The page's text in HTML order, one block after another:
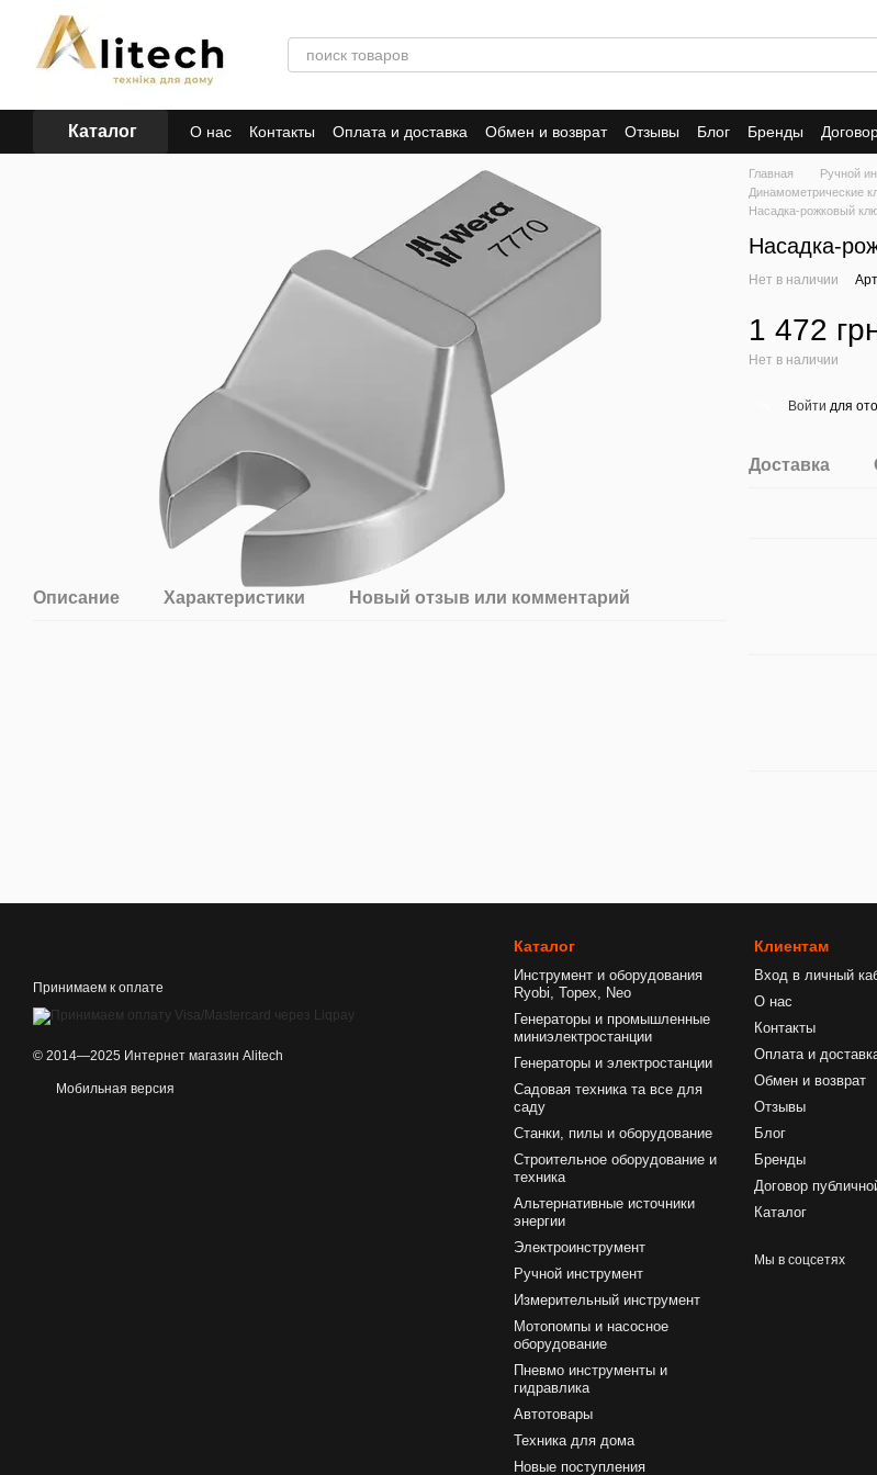
Перейти к основному контенту
Каталог О нас Контакты Оплата и доставка Обмен и возврат Отзывы Блог Бренды
Описание Характеристики Новый отзыв или комментарий
Главная Ручной
Динамометрические
Насадка-рожковый
Насадка-
Нет в наличии
1 472
Нет в наличии
Войти для
Доставка
Принимаем к оплате
© 2014—2025 Интернет магазин Alitech
Мобильная версия
Каталог
Инструмент и оборудования
Ryobi, Topex, Neo
Генераторы и промышленные
миниэлектростанции
Генераторы и электростанции
Садовая техника та все для
саду
Станки, пилы и оборудование
Строительное оборудование и
техника
Альтернативные источники
энергии
Электроинструмент
Ручной инструмент
Измерительный инструмент
Мотопомпы и насосное
оборудование
Пневмо инструменты и
гидравлика
Автотовары
Техника для дома
Новые поступления
Клиентам
Вход в личный
О нас
Контакты
Оплата и
Обмен и возврат
Отзывы
Блог
Бренды
Договор
Каталог
Мы в соцсетях